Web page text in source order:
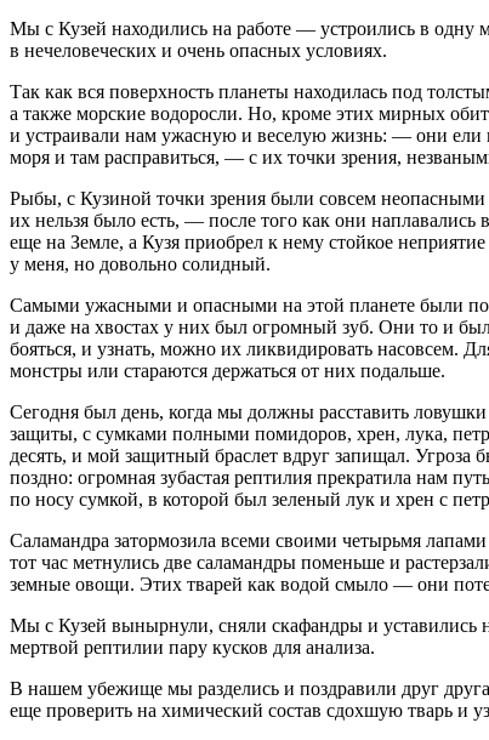
Мы с Кузей находились на работе — устроились в одну
в нечеловеческих и очень опасных условиях.
Так как вся поверхность планеты находилась под
а также морские водоросли. Но, кроме этих мирных
и устраивали нам ужасную и веселую жизнь: — они ели
моря и там расправиться, — с их точки зрения,
Рыбы, с Кузиной точки зрения были совсем
их нельзя было есть, — после того как они
еще на Земле, а Кузя приобрел к нему стойкое
у меня, но довольно солидный.
Самыми ужасными и опасными на этой планете были
и даже на хвостах у них был огромный зуб. Они то и
бояться, и узнать, можно их ликвидировать насовсем.
монстры или стараются держаться от них подальше.
Сегодня был день, когда мы должны расставить
защиты, с сумками полными помидоров, хрен, лука,
десять, и мой защитный браслет вдруг запищал.
поздно: огромная зубастая рептилия прекратила нам
по носу сумкой, в которой был зеленый лук и хрен с
Саламандра затормозила всеми своими четырьмя
тот час метнулись две саламандры поменьше и
земные овощи. Этих тварей как водой смыло — они
Мы с Кузей вынырнули, сняли скафандры и уставились
мертвой рептилии пару кусков для анализа.
В нашем убежище мы разделись и поздравили друг
еще проверить на химический состав сдохшую тварь и